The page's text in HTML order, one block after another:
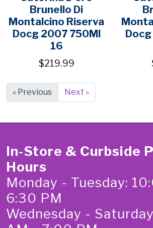
Brunello Di
Montalcino Riserva
Docg 2007 750Ml
16
$219.99
« Previous Next »
In-Store & Curbside
Hours
Monday - Tuesday:
6:30 PM
Wednesday -